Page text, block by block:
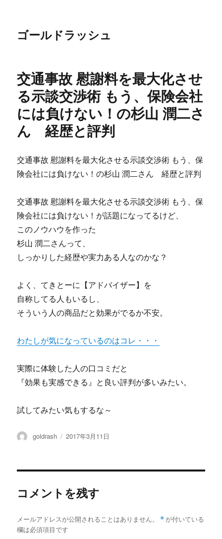
ゴールドラッシュ
交通事故 慰謝料を最大化させ
る示談交渉術 もう、保険会社
には負けない！の杉山 潤二さ
ん 経歴と評判
交通事故 慰謝料を最大化させる示談交渉術 もう、保
険会社には負けない！の杉山 潤二さん 経歴と評判
交通事故 慰謝料を最大化させる示談交渉術 もう、保
険会社には負けない！が話題になってるけど、
このノウハウを作った
杉山 潤二さんって、
しっかりした経歴や実力ある人なのかな？
よく、てきとーに【アドバイザー】を
自称してる人もいるし、
そういう人の商品だと効果がでるか不安。
わたしが気になっているのはコレ・・・
実際に体験した人の口コミだと
『効果も実感できる』と良い評判が多いみたい。
試してみたい気もするな～
投
goldrash
投
2017年3月11日
コメントを残す
メールアドレスが公開されることはありません。 * が付いている
欄は必須項目です